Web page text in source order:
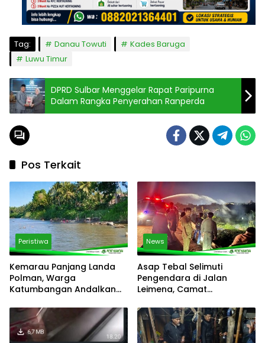
Tag: Danau Towuti
Kades Baruga
Luwu Timur
DPRD Sulbar Menggelar Rapat Paripurna
Dalam Rangka Penyerahan Ranperda
Pos Terkait
Peristiwa
Kemarau Panjang Landa
Polman, Warga
Katumbangan Andalkan
Konsumsi
News
Asap Tebal Selimuti
Pengendara di Jalan
Leimena, Camat
Respons Aduan Warga